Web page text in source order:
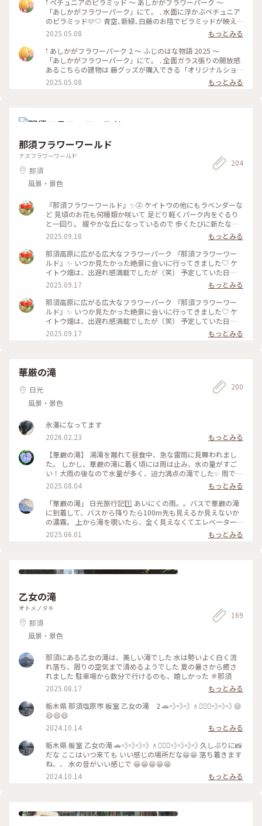
の藤棚は圧巻でした。 レストランは並びましたが、下野牛や
日光のマスなどのご当地グルメを園内の藤を眺めつつ楽しめま
した。屋外テイクアウトでも藤ソフトなど充実しています。 お
土産は藤のお花見をしている猫ちゃんを連れて帰りました🐈️ハ
ンカチです(^-^) 首都圏から足利直行のJRの春の特別特急は今
年も運行するようです。しかも増便です！ 車窓の旅に出掛けて
みてはいかがでしょうか🌸 #あしかがフラワーパーク #栃木県
#あしかが大藤まつり号
「あしかがフラワーパーク」にて。 . 水面に浮かぶペチュニア
のピラミッド🩷🤍 青空､新緑､白藤のお陰でピラミッドが映え
ました🌈✨ 初めて成功したリフレクション( ˶ ᷇ 𖥦 ᷆ ˵ ) . アートな
景色を楽しめました🖼️𓈒𓏸 . . 3~5枚目は花売場付近にあった素敵
な花手水💐 優しい色合いのお花がたくさん浮かんでました♪ .
花で賑わう今の時期が1番いいですね🥰🌸 . 初めて来ましたが､
とても素敵な所だったので また来年も行きたいです💜🤍🩷 .
長々とお付き合い頂き､ありがとうございました。 . . 写真は
2025.05.01に撮りました📷ˊ˗ #あしかがフラワーパー
2025.05.08
もっとみる
𖡡 あしかがフラワーパーク 2 〜 ふじのはな物語 2025 〜
「あしかがフラワーパーク」にて。 . 全面ガラス張りの開放感
あるこちらの建物は 藤グッズが購入できる「オリジナルショ
ップ」です。 . 藤色の傘やハンカチ､ハンドクリーム 素敵な花
器など様々なグッズがあり 多くの女性客で賑わっていました
2025.05.08 もっとみる
那須フラワーワールド
ナスフラワーワールド
那須
風景・景色
204
『那須フラワーワールド』✨② ケイトウの他にもラベンダーな
ど 見頃のお花も何種類か咲いて 足どり軽くパーク内をぐるり
と一回り。 緩やかな丘になっているので 歩くたびに新たな景
色に出会え、感動が止まりません✨ 2年前に登った、茶臼岳も
綺麗に見えてましたが 帰る頃には雲の中へ。。☁️ 早起きして
きて大正解でした。 ・ 那須塩原駅から那須フラワーワールド
までは 車（レンタカー）で40分ほど🚙 途中、牧場の牛の群れ
に会ったり、りんご畑の中を走り抜けたり ジャンボとうもろ
こし畑🌽がとにかく沢山あって 自然溢れる那須の町は、楽し
いのビックリ箱のようでした😊 5枚目は、いつか見た北海道の
景色と重なってしまい（笑） 思わず車を止めて、しばし見入っ
てしまうという♡ #那須フラワーワールド #栃木 #那須 #那須
高原 #ケイトウ #ラベンダー #茶臼岳 #那須連峰 #秋の装い #秋
さんぽ
2025.09.18
もっとみる
那須高原に広がる広大なフラワーパーク 『那須フラワーワー
ルド』✨ いつか見たかった絶景に会いに行ってきました♡ ケ
イトウ畑は、出遅れ感満載でしたが（笑） 予定していた日
が、ピンポイントで晴れてくれて もうそれだけで大満足でし
た😊 標高600メートルから眺める、ケイトウ畑と那須連峰の美
しさ✨ ケイトウもカラフルで、とても可愛かったです。 𖧷ケイ
トウの花言葉𖧷 気取り屋・個性・風変わり・おしゃれ ・ この
日は早朝に家を出て那須塩原駅へ。 フラワーパークでは少し
汗もかきましたが、 東京より幾分涼しくて、体も喜んでました
😊 #那須フラワーワールド #栃木 #那須 #那須高原 #フラワー
2025.09.17
もっとみる
那須高原に広がる広大なフラワーパーク 『那須フラワーワー
ルド』✨ いつか見たかった絶景に会いに行ってきました♡ ケ
イトウ畑は、出遅れ感満載でしたが（笑） 予定していた日
が、ピンポイントで晴れてくれて もうそれだけで大満足でし
た😊 標高600メートルから眺める、ケイトウ畑と那須連峰の美
ラワーワールド #栃木 #那須 #那須高原 #フラワーパーク #2週
間遅かった #リベンジ誓う #ケイトウ #鶏頭 #那須連峰 #秋の装
2025.09.17 もっとみる
華厳の滝
日光
風景・景色
200
氷瀑になってます
2026.02.23
もっとみる
【華厳の滝】 湯滝を離れて昼食中、急な雷雨に見舞われまし
た。 しかし、華厳の滝に着く頃には雨は止み、水の量がすご
い！大雨の後なので水量が多く、迫力満点の滝でした✨️ 雨でキ
ャンセルした人も多かったようで、人が少なく見やすかったで
す！ #アートな景色 #日光 #華厳の滝
2025.08.04
もっとみる
「華厳の滝」 日光旅行記1️⃣ あいにくの雨。。バスで華厳の滝
に到着して、バスから降りたら100m先も見えるか見えないか
の濃霧。 上から滝を覗いたら、全く見えなくてエレベーター
で下に降りても見えるか見えないかわからないけど、とりあえ
ず降りてみました。 そしたらなんとサーって霧が晴れて、滝が
2025.06.01 もっとみる
乙女の滝
オトメノタキ
那須
風景・景色
169
那須にある乙女の滝は、美しい滝でした 水は勢いよく白く流
れ落ち、周りの空気まで清めるようでした 夏の暑さから癒さ
れました 駐車場から数分で行けるのも、嬉しかった ＃那須
2025.08.17
もっとみる
栃木県 那須塩原市 板室 乙女の滝 2 🚗💨💨💨 🚶🚶🏼‍♀️💨💨💨 😄
😄😄😄
2024.10.14
もっとみる
栃木県 板室 乙女の滝 🚗💨💨💨💨 🚶🚶🏼‍♀️💨💨💨💨 久しぶりに📸
だな ここはいつ来ても いい感じの場所だな😁😁 落ち着きます
ね、、 水の音がいい感じで 😁😁😁😁😁
2024.10.14
もっとみる